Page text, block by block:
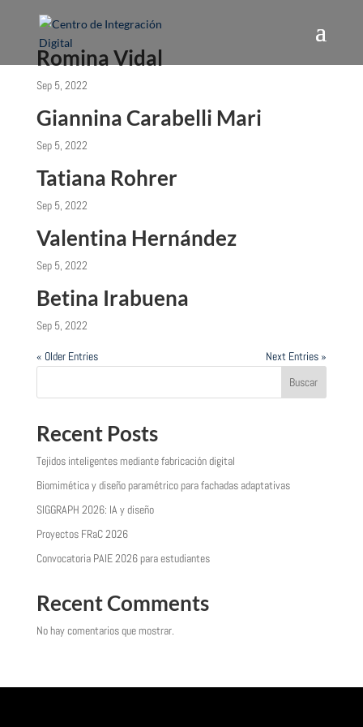
Romina Vidal
Sep 5, 2022
Giannina Carabelli Mari
Sep 5, 2022
Tatiana Rohrer
Sep 5, 2022
Valentina Hernández
Sep 5, 2022
Betina Irabuena
Sep 5, 2022
« Older Entries
Next Entries »
Buscar
Recent Posts
Tejidos inteligentes mediante fabricación digital
Biomimética y diseño paramétrico para fachadas adaptativas
SIGGRAPH 2026: IA y diseño
Proyectos FRaC 2026
Convocatoria PAIE 2026 para estudiantes
Recent Comments
No hay comentarios que mostrar.